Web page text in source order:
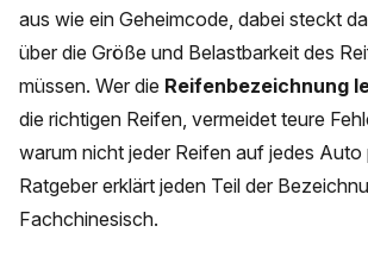
aus wie ein Geheimcode, dabei steckt
über die Größe und Belastbarkeit des
müssen. Wer die Reifenbezeichnung
die richtigen Reifen, vermeidet teure
warum nicht jeder Reifen auf jedes Auto
Ratgeber erklärt jeden Teil der
Fachchinesisch.